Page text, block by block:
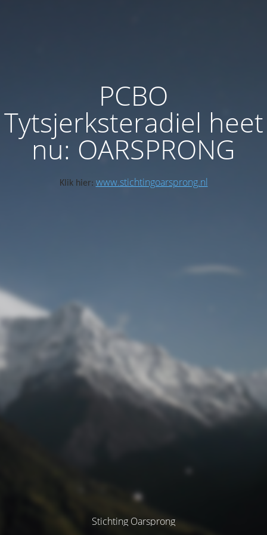
PCBO
Tytsjerksteradiel heet
nu: OARSPRONG
Klik hier: www.stichtingoarsprong.nl
Stichting Oarsprong